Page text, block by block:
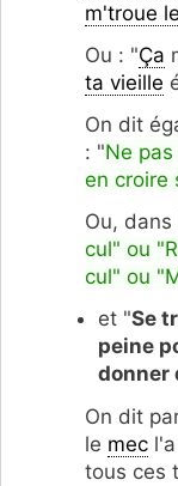
m'troue
Ou : "Ça
ta vieille
On dit
: "Ne
en croire
Ou,
cul" ou
cul" ou
et "Se
peine
donner
On dit
le mec
tous ces